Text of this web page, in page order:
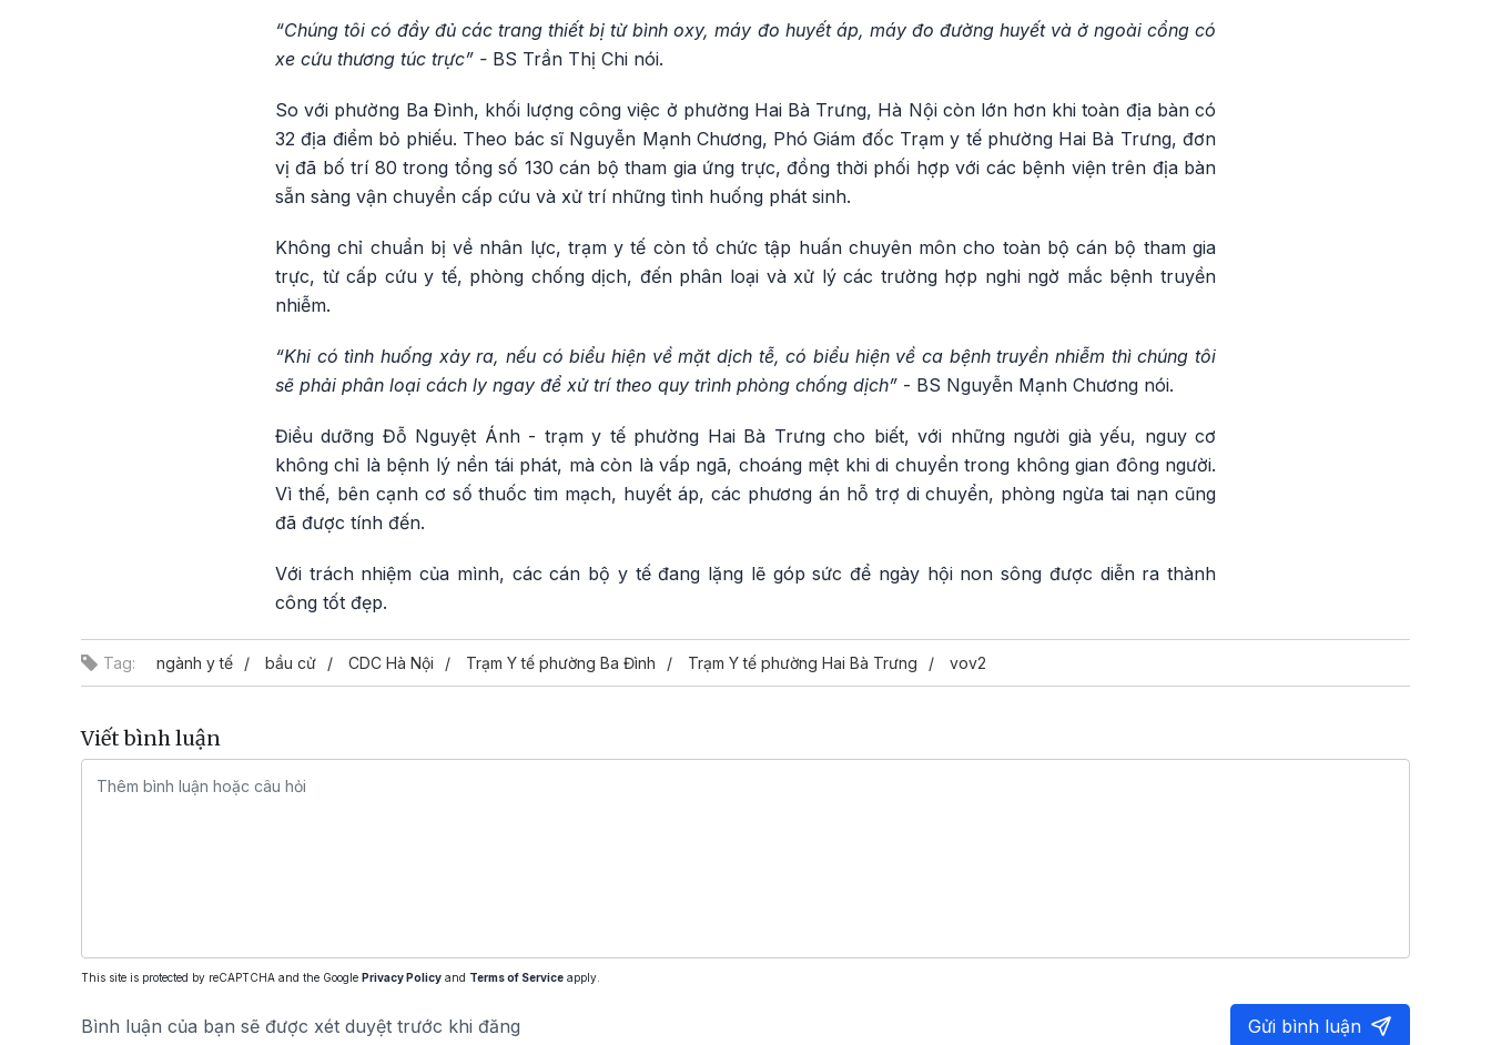
“Chúng tôi có đầy đủ các trang thiết bị từ bình oxy, máy đo huyết áp, máy đo đường huyết và ở ngoài cổng có
xe cứu thương túc trực” - BS Trần Thị Chi nói.
So với phường Ba Đình, khối lượng công việc ở phường Hai Bà Trưng, Hà Nội còn lớn hơn khi toàn địa bàn có
32 địa điểm bỏ phiếu. Theo bác sĩ Nguyễn Mạnh Chương, Phó Giám đốc Trạm y tế phường Hai Bà Trưng, đơn
vị đã bố trí 80 trong tổng số 130 cán bộ tham gia ứng trực, đồng thời phối hợp với các bệnh viện trên địa bàn
sẵn sàng vận chuyển cấp cứu và xử trí những tình huống phát sinh.
Không chỉ chuẩn bị về nhân lực, trạm y tế còn tổ chức tập huấn chuyên môn cho toàn bộ cán bộ tham gia
trực, từ cấp cứu y tế, phòng chống dịch, đến phân loại và xử lý các trường hợp nghi ngờ mắc bệnh truyền
nhiễm.
“Khi có tình huống xảy ra, nếu có biểu hiện về mặt dịch tễ, có biểu hiện về ca bệnh truyền nhiễm thì chúng tôi
sẽ phải phân loại cách ly ngay để xử trí theo quy trình phòng chống dịch” - BS Nguyễn Mạnh Chương nói.
Điều dưỡng Đỗ Nguyệt Ánh - trạm y tế phường Hai Bà Trưng cho biết, với những người già yếu, nguy cơ
không chỉ là bệnh lý nền tái phát, mà còn là vấp ngã, choáng mệt khi di chuyển trong không gian đông người.
Vì thế, bên cạnh cơ số thuốc tim mạch, huyết áp, các phương án hỗ trợ di chuyển, phòng ngừa tai nạn cũng
đã được tính đến.
Với trách nhiệm của mình, các cán bộ y tế đang lặng lẽ góp sức để ngày hội non sông được diễn ra thành
công tốt đẹp.
Tag: ngành y tế bầu cử CDC Hà Nội Trạm Y tế phường Ba Đình Trạm Y tế phường Hai Bà Trưng vov2
Viết bình luận
This site is protected by reCAPTCHA and the Google Privacy Policy and Terms of Service apply.
Bình luận của bạn sẽ được xét duyệt trước khi đăng Gửi bình luận